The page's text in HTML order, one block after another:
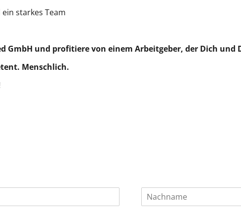
starkes Team
GmbH und profitiere von einem Arbeitgeber, der Dich
Menschlich.